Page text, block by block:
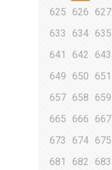
625
626 627
633
634 635
641
642 643
649
650 651
657 658 659
665
666 667
673
674 675
681
682 683